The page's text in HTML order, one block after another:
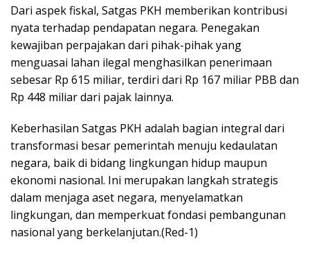
Dari aspek fiskal, Satgas PKH memberikan kontribusi
nyata terhadap pendapatan negara. Penegakan
kewajiban perpajakan dari pihak-pihak yang
menguasai lahan ilegal menghasilkan penerimaan
sebesar Rp 615 miliar, terdiri dari Rp 167 miliar PBB dan
Rp 448 miliar dari pajak lainnya.
Keberhasilan Satgas PKH adalah bagian integral dari
transformasi besar pemerintah menuju kedaulatan
negara, baik di bidang lingkungan hidup maupun
ekonomi nasional. Ini merupakan langkah strategis
dalam menjaga aset negara, menyelamatkan
lingkungan, dan memperkuat fondasi pembangunan
nasional yang berkelanjutan.(Red-1)